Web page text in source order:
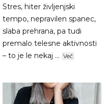
Stres, hiter življenjski
tempo, nepravilen spanec,
slaba prehrana, pa tudi
premalo telesne aktivnosti
– to je le nekaj ... Več